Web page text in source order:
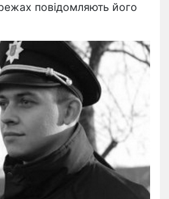
повідомляють його